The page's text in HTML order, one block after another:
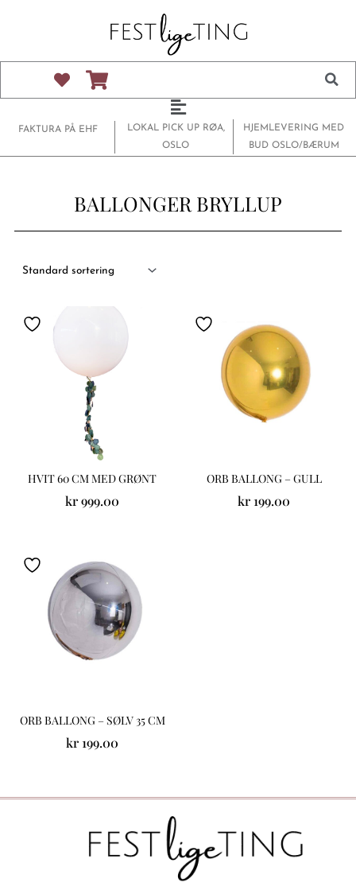
innholdet
Main
Menu
FAKTURA PÅ EHF
LOKAL PICK UP RØA,
OSLO
HJEMLEVERING MED
BUD OSLO/BÆRUM
BALLONGER BRYLLUP
HVIT 60 CM MED GRØNT
kr999.00
ORB BALLONG – GULL
kr199.00
ORB BALLONG – SØLV 35 CM
kr199.00